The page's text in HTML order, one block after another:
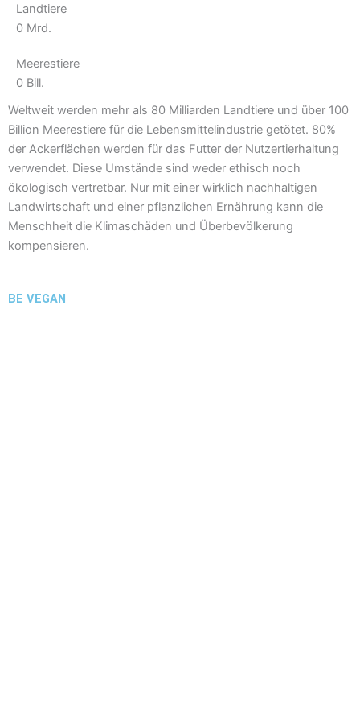
Landtiere
0 Mrd.
Meerestiere
0 Bill.
Weltweit werden mehr als 80 Milliarden Landtiere und über 100
Billion Meerestiere für die Lebensmittelindustrie getötet. 80%
der Ackerflächen werden für das Futter der Nutzertierhaltung
verwendet. Diese Umstände sind weder ethisch noch
ökologisch vertretbar. Nur mit einer wirklich nachhaltigen
Landwirtschaft und einer pflanzlichen Ernährung kann die
Menschheit die Klimaschäden und Überbevölkerung
kompensieren.
BE VEGAN